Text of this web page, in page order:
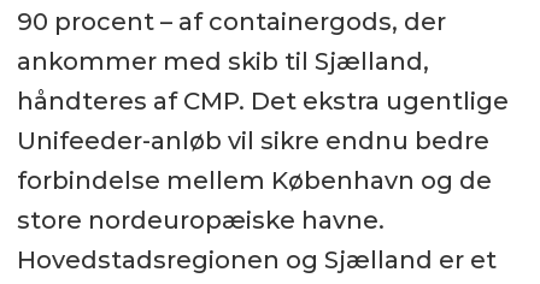
90 procent – af containergods, der
ankommer med skib til Sjælland,
håndteres af CMP. Det ekstra ugentlige
Unifeeder-anløb vil sikre endnu bedre
forbindelse mellem København og de
store nordeuropæiske havne.
Hovedstadsregionen og Sjælland er et